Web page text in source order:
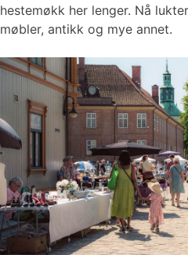
hestemøkk her lenger. Nå
møbler, antikk og mye annet.